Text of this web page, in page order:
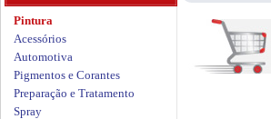
Pintura
Acessórios
Automotiva
Pigmentos e Corantes
Preparação e Tratamento
Spray